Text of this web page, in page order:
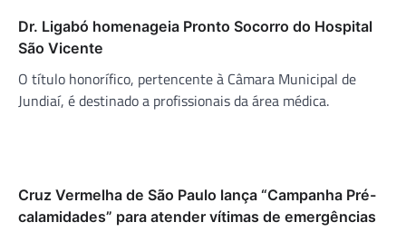
Dr. Ligabó homenageia Pronto Socorro do Hospital
São Vicente
O título honorífico, pertencente à Câmara Municipal de
Jundiaí, é destinado a profissionais da área médica.
Cruz Vermelha de São Paulo lança “Campanha Pré-
calamidades” para atender vítimas de emergências